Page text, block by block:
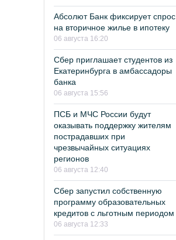
Абсолют Банк фиксирует спрос
на вторичное жилье в ипотеку
06 августа 16:20
Сбер приглашает студентов из
Екатеринбурга в амбассадоры
банка
06 августа 15:56
ПСБ и МЧС России будут
оказывать поддержку жителям
пострадавших при
чрезвычайных ситуациях
регионов
06 августа 12:40
Сбер запустил собственную
программу образовательных
кредитов с льготным периодом
06 августа 12:33